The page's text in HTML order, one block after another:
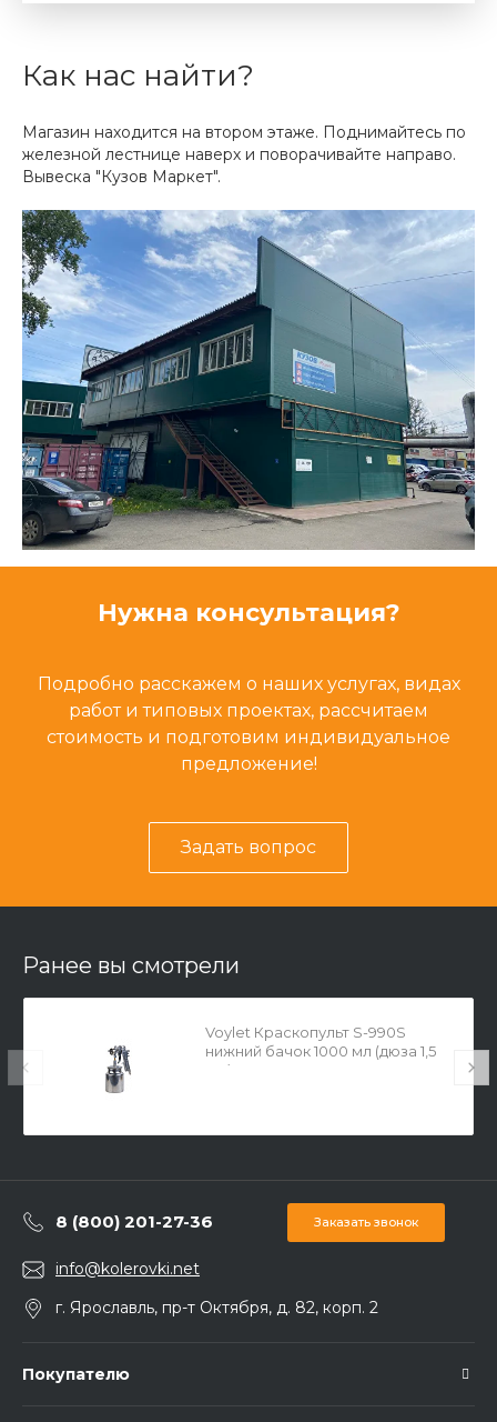
Как нас найти?
Магазин находится на втором этаже. Поднимайтесь по
железной лестнице наверх и поворачивайте направо.
Вывеска "Кузов Маркет".
Нужна консультация?
Подробно расскажем о наших услугах, видах
работ и типовых проектах, рассчитаем
стоимость и подготовим индивидуальное
предложение!
Задать вопрос
Ранее вы смотрели
Voylet Краскопульт S-990S
нижний бачок 1000 мл (дюза 1,5
мм)
8 (800) 201-27-36 Заказать звонок
info@kolerovki.net
г. Ярославль, пр-т Октября, д. 82, корп. 2
Покупателю